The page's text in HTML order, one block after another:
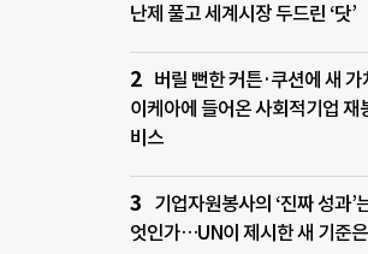
난제 풀고 세계시장 두드린 ‘닷’
버릴 뻔한 커튼·쿠션에 새
이케아에 들어온 사회적기업 재
비스
기업자원봉사의 ‘진짜 성과’
엇인가…UN이 제시한 새 기준은